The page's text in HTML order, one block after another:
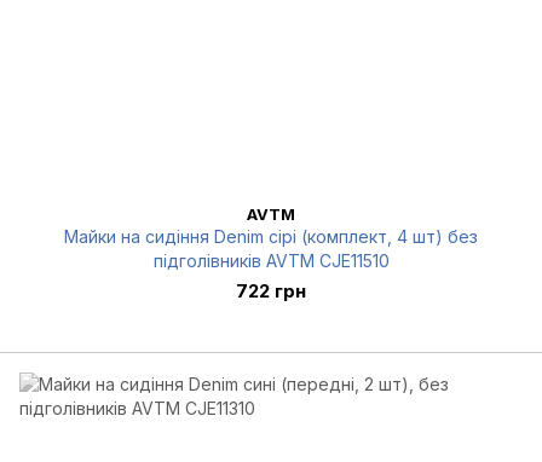
AVTM
Майки на сидіння Denim сірі (комплект, 4 шт) без
підголівників AVTM CJE11510
722 грн